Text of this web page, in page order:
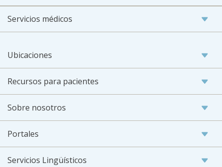
Servicios médicos
Ubicaciones
Recursos para pacientes
Sobre nosotros
Portales
Servicios Lingüísticos